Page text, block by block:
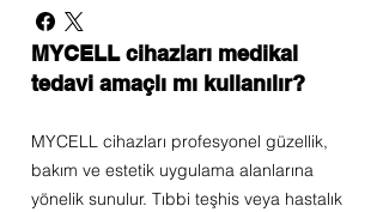
MYCELL cihazları medikal
tedavi amaçlı mı kullanılır?
MYCELL cihazları profesyonel güzellik,
bakım ve estetik uygulama alanlarına
yönelik sunulur. Tıbbi teşhis veya hastalık